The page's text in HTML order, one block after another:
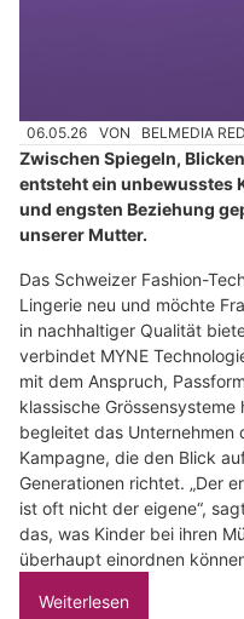
06.05.26 VON BELMEDIA
Zwischen Spiegeln,
entsteht ein unbewusstes
und engsten Beziehung
unserer Mutter.
Das Schweizer Fashion-
Lingerie neu und möchte
in nachhaltiger Qualität
verbindet MYNE
mit dem Anspruch,
klassische
begleitet das Unternehmen
Kampagne, die den Blick
Generationen richtet. „Der
ist oft nicht der eigene“,
das, was Kinder bei ihren
überhaupt einordnen
Weiterlesen